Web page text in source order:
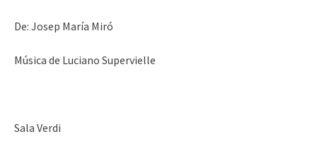
De: Josep María Miró
Música de Luciano Supervielle
Sala Verdi